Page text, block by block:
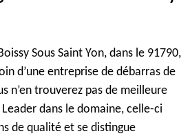
Sous Saint Yon, dans le 91790,
d’une entreprise de débarras de
n’en trouverez pas de meilleure
dans le domaine, celle-ci
de qualité et se distingue